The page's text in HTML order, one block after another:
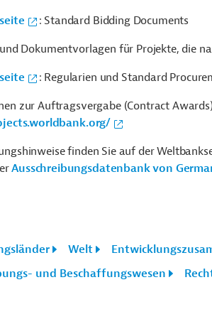
: Standard Bidding Documents
Dokumentvorlagen für Projekte, die
: Regularien und Standard
zur Auftragsvergabe (Contract
finden Sie auf der
Ausschreibungsdatenbank von
Welt
und Beschaffungswesen